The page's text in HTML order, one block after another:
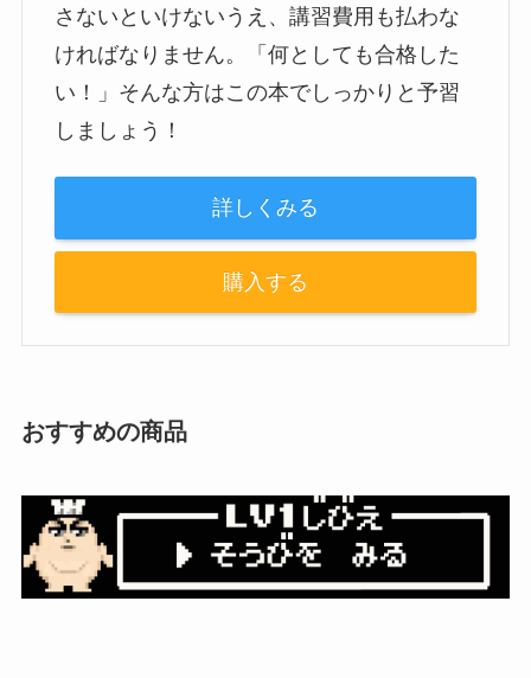
さないといけないうえ、講習費用も払わな
ければなりません。「何としても合格した
い！」そんな方はこの本でしっかりと予習
しましょう！
詳しくみる
購入する
おすすめの商品